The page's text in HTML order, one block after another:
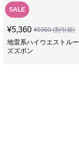
SALE
¥5,360 ¥5960(割引前)
地雷系ハイウエストルー
ズズボン